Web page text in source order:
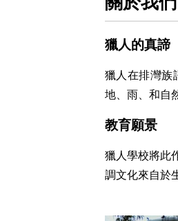
獵人的真諦
獵人在排灣族
地、雨、和自
教育願景
獵人學校將此
調文化來自於